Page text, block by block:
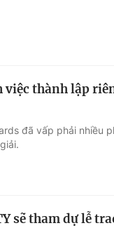
Du lịch
việc thành lập
đã vấp phải nhiều
sẽ tham dự lễ